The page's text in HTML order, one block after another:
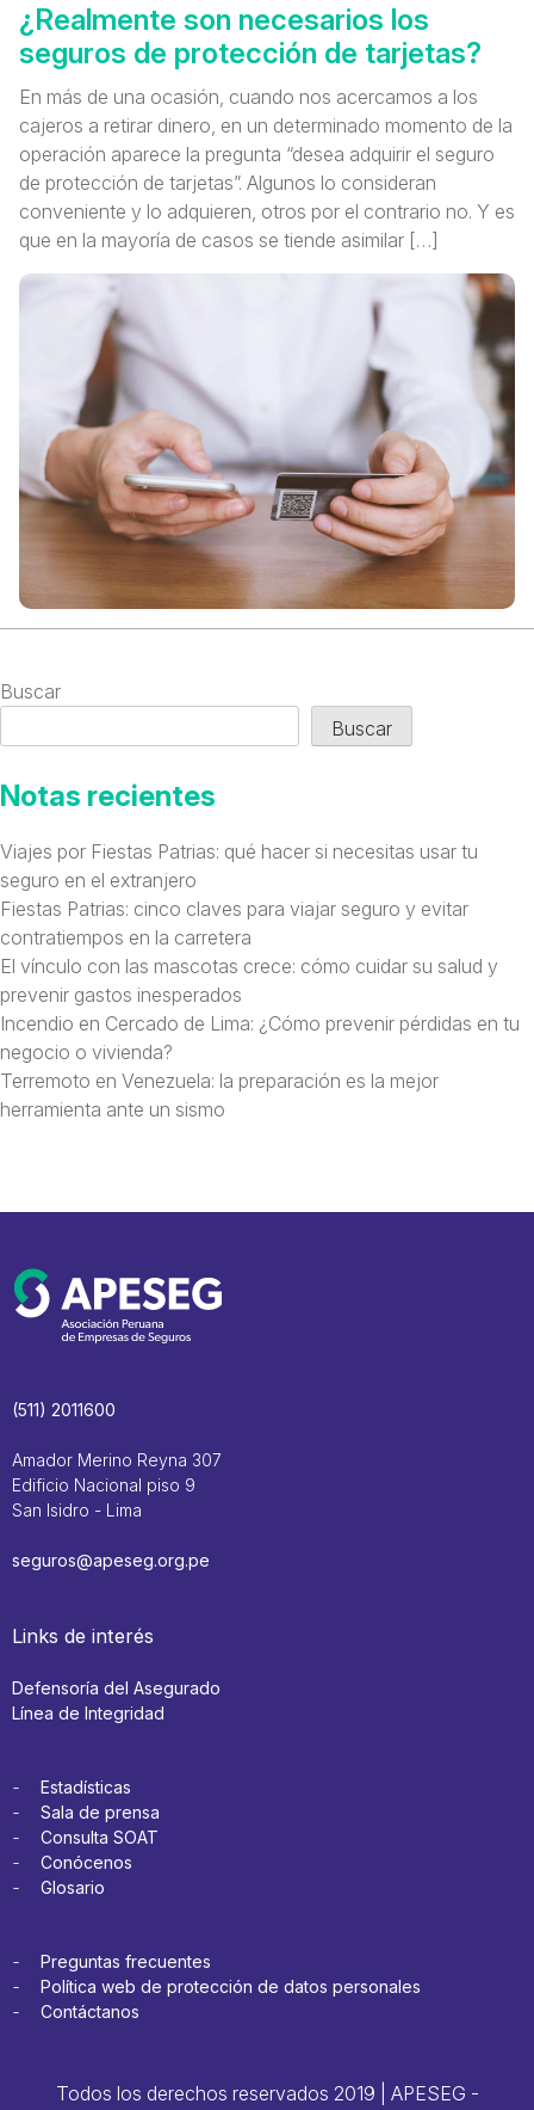
¿Realmente son necesarios los
seguros de protección de tarjetas?
En más de una ocasión, cuando nos acercamos a los
cajeros a retirar dinero, en un determinado momento de la
operación aparece la pregunta “desea adquirir el seguro
de protección de tarjetas”. Algunos lo consideran
conveniente y lo adquieren, otros por el contrario no. Y es
que en la mayoría de casos se tiende asimilar […]
Buscar
Buscar
Notas recientes
Viajes por Fiestas Patrias: qué hacer si necesitas usar tu
seguro en el extranjero
Fiestas Patrias: cinco claves para viajar seguro y evitar
contratiempos en la carretera
El vínculo con las mascotas crece: cómo cuidar su salud y
prevenir gastos inesperados
Incendio en Cercado de Lima: ¿Cómo prevenir pérdidas en tu
negocio o vivienda?
Terremoto en Venezuela: la preparación es la mejor
herramienta ante un sismo
(511) 2011600
Amador Merino Reyna 307
Edificio Nacional piso 9
San Isidro - Lima
seguros@apeseg.org.pe
Links de interés
Defensoría del Asegurado
Línea de Integridad
Estadísticas
Sala de prensa
Consulta SOAT
Conócenos
Glosario
Preguntas frecuentes
Política web de protección de datos personales
Contáctanos
Todos los derechos reservados 2019 | APESEG -